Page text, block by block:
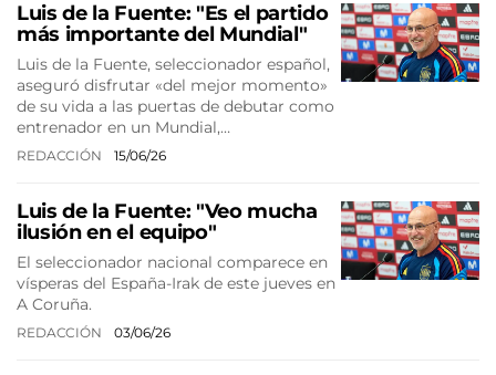
Luis de la Fuente: "Es el partido
más importante del Mundial"
Luis de la Fuente, seleccionador español,
aseguró disfrutar «del mejor momento»
de su vida a las puertas de debutar como
entrenador en un Mundial,…
REDACCIÓN 15/06/26
Luis de la Fuente: "Veo mucha
ilusión en el equipo"
El seleccionador nacional comparece en
vísperas del España-Irak de este jueves en
A Coruña.
REDACCIÓN 03/06/26